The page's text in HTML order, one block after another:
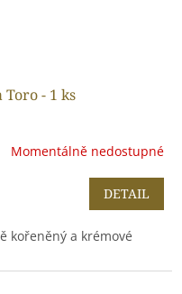
- 1 ks
Momentálně nedostupné
DETAIL
kořeněný a krémové